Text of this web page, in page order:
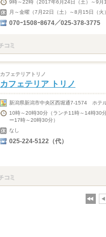
9時～22時（2017年6月24日（土）～9月
月～金曜（7月22日（土）～8月15日（火
070ｰ1508ｰ8674／025-378-3775
カフェテリアトリノ
カフェテリア トリノ
新潟県新潟市中央区西堀通7-1574 ホテ
10時～20時30分（ランチ11時～14時30
ー17時～20時30分）
なし
025-224-5122（代）